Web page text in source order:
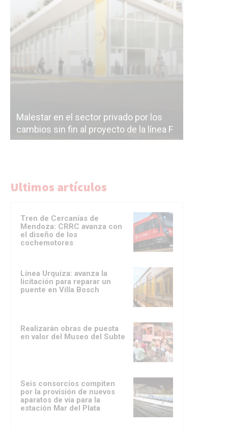
Malestar en el sector privado por los
cambios sin fin al proyecto de la línea F
Ultimos artículos
Tren de Cercanías de
Mendoza: CRRC avanza con
el diseño de los
cochemotores
Línea Urquiza: avanza la
licitación para reparar un
puente en Villa Bosch
Realizarán obras de puesta
en valor del Museo del Subte
Seis consorcios compiten
por la provisión de nuevos
aparatos de vía para la
estación Mar del Plata